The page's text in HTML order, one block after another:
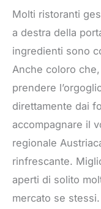
Molti ristoranti
a destra della
ingredienti sono
Anche coloro
prendere
direttamente dai
accompagnare il
regionale
rinfrescante.
aperti di solito
mercato se stessi.